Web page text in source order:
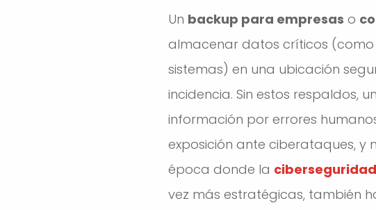
Un backup para empresas o
almacenar datos críticos (como
sistemas) en una ubicación
incidencia. Sin estos respaldos,
información por errores
exposición ante ciberataques,
época donde la
vez más estratégicas, también